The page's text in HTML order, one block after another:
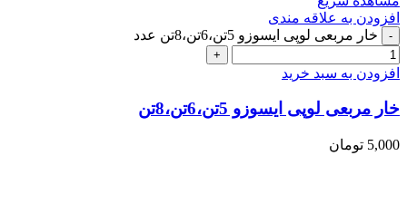
افزودن به علاقه مندی
خار مربعی لوپی ایسوزو 5تن،6تن،8تن عدد
افزودن به سبد خرید
خار مربعی لوپی ایسوزو 5تن،6تن،8تن
5,000 تومان